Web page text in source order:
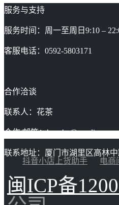
服务与支持
服务时间：周一至周日9:10 –
客服电话：0592-5803171
合作洽谈
联系人：花茶
合作/邮箱：huacha@gaoding.com
联系地址：厦门市湖里区高林
抖音小店上货助手
电商
闽ICP备